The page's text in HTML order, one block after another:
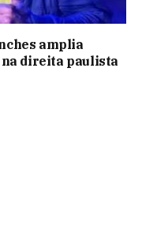
amplia
na direita paulista